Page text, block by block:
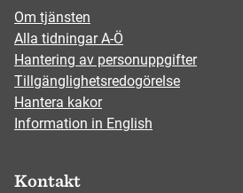
Om tjänsten
Alla tidningar A-Ö
Hantering av personuppgifter
Tillgänglighetsredogörelse
Hantera kakor
Information in English
Kontakt